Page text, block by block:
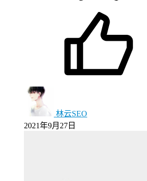
林云SEO
2021年9月27日